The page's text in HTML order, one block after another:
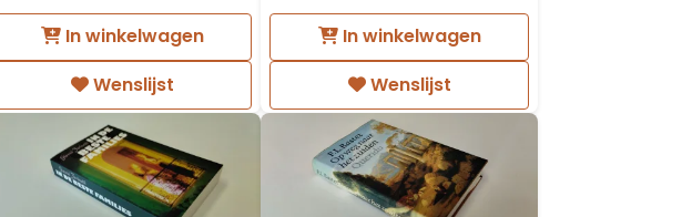
In winkelwagen
Wenslijst
In winkelwagen
Wenslijst